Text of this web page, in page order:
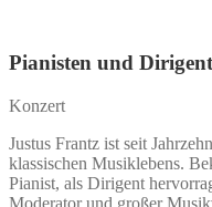
Pianisten und
Konzert
Justus Frantz ist seit
klassischen Musiklebens.
Pianist, als Dirigent
Moderator und großer